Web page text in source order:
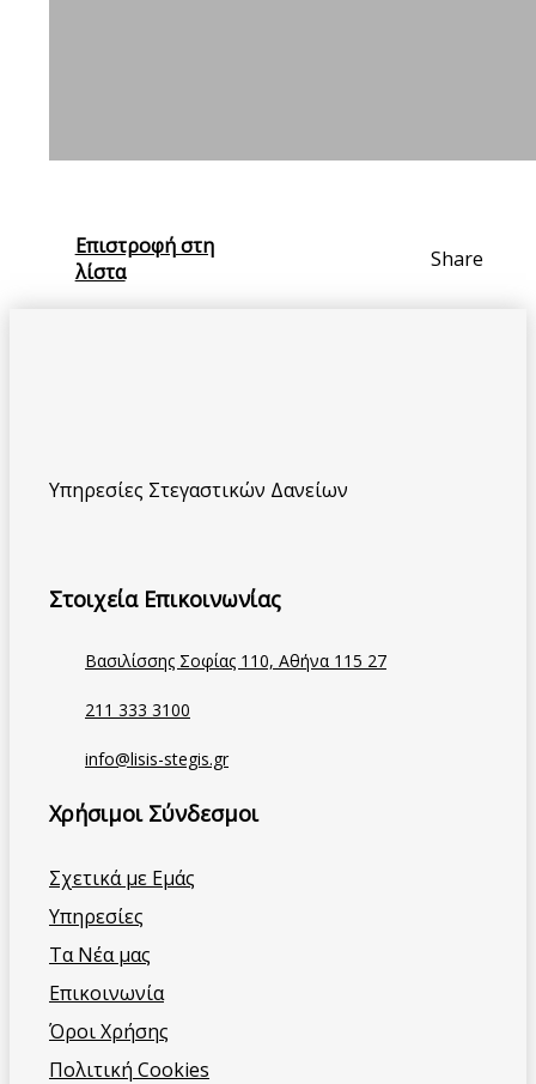
Επιστροφή στη
λίστα
Share
Υπηρεσίες Στεγαστικών Δανείων
Στοιχεία Επικοινωνίας
Βασιλίσσης Σοφίας 110, Αθήνα 115 27
211 333 3100
info@lisis-stegis.gr
Χρήσιμοι Σύνδεσμοι
Σχετικά με Εμάς
Υπηρεσίες
Τα Νέα μας
Επικοινωνία
Όροι Χρήσης
Πολιτική Cookies